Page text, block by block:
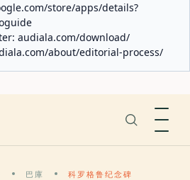
store/apps/details?
audiala.com/download/
about/editorial-process/
巴庫 科罗格鲁纪念碑